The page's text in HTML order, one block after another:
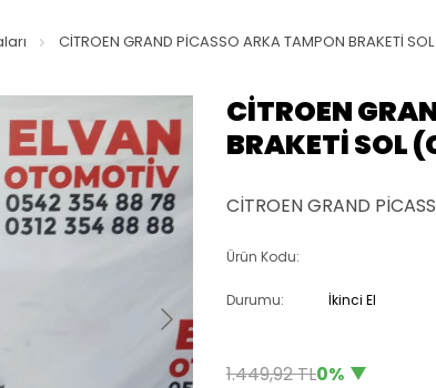
CİTROEN GRAND PİCASSO ARKA TAMPON BRAKETİ
CİTROEN
BRAKETİ SOL
CİTROEN GRAND
Ürün Kodu:
Durumu: İkinci El
1.449,92 TL0%